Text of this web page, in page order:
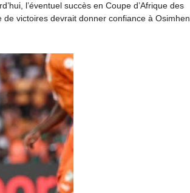
l’éventuel succès en Coupe d’Afrique des
victoires devrait donner confiance à Osimhen